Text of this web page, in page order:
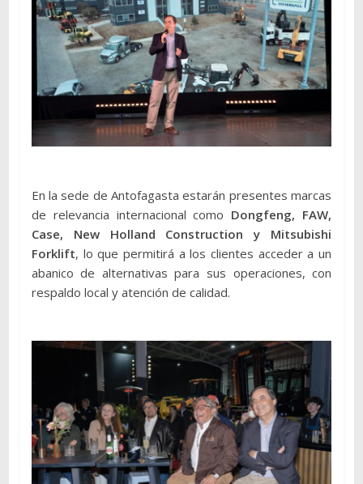
En la sede de Antofagasta estarán presentes marcas
de relevancia internacional como Dongfeng, FAW,
Case, New Holland Construction y Mitsubishi
Forklift, lo que permitirá a los clientes acceder a un
abanico de alternativas para sus operaciones, con
respaldo local y atención de calidad.